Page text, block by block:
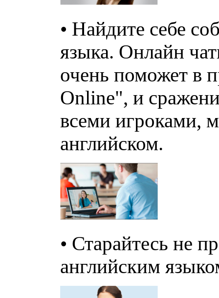
• Найдите себе
языка. Онлайн
очень поможет в
Online", и
всеми игроками,
английском.
• Старайтесь не
английским